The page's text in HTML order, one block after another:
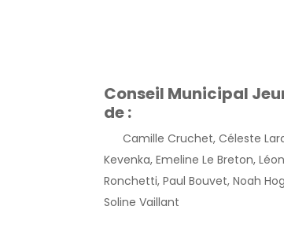
Conseil Municipal
de :
Camille Cruchet, Céleste
Kevenka, Emeline Le Breton,
Ronchetti, Paul Bouvet, Noah
Soline Vaillant